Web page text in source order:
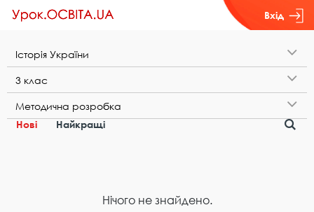
Вхід
І​с​т​о​р​і​я​ ​У​к​р​а​ї​н​и
3​ ​к​л​а​с
М​е​т​о​д​и​ч​н​а​ ​р​о​з​р​о​б​к​а
Нові
Найкращі
Нічого не знайдено.